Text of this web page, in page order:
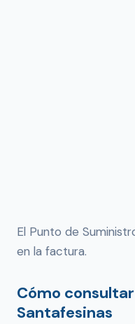
El Punto de
en la factura.
Cómo
Santafesinas